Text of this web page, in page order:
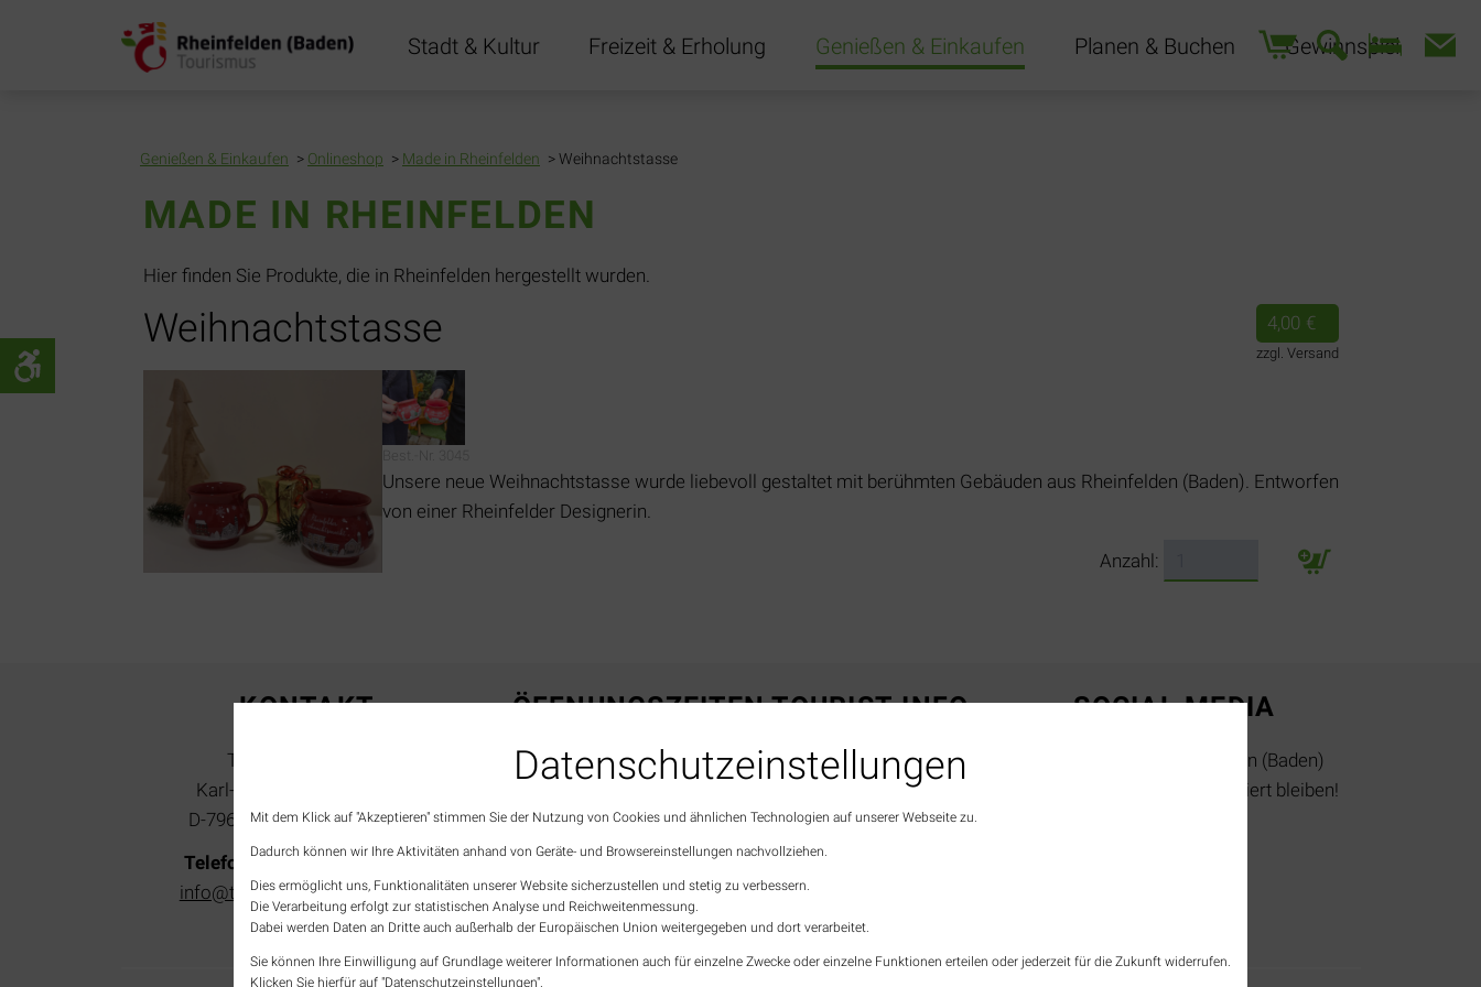
überspringen
Stadt & Kultur Freizeit & Erholung Genießen & Einkaufen Planen & Buchen Gewinnspiel
Navigation
Genießen & Einkaufen Onlineshop Made in Rheinfelden Weihnachtstasse
MADE IN RHEINFELDEN
Hier finden Sie Produkte, die in Rheinfelden hergestellt wurden.
Weihnachtstasse 4,00 €
zzgl. Versand
Unsere neue Weihnachtstasse wurde liebevoll gestaltet mit berühmten Gebäuden aus Rheinfelden (Baden). Entworfen
von einer Rheinfelder Designerin.
Anzahl:
KONTAKT
Tourist-Information
Karl-Fürstenberg-Straße 14
D-79618 Rheinfelden (Baden)
Telefon: +49 7623 966 87 20
info@tourismus-rheinfelden.de
ÖFFNUNGSZEITEN TOURIST-INFO
Montag
10:00 – 16:00
10:00 – 16:00
Mittwoch
10:00 – 13:00
Donnerstag
10:00 – 16:00
Freitag
Samstag (2. & 4. im Monat)
Sonn- & Feiertage
geschlossen
SOCIAL MEDIA
Jetzt Tourismus Rheinfelden (Baden)
folgen und immer top informiert bleiben!
Datenschutz­einstellungen
Mit dem Klick auf "Akzeptieren" stimmen Sie der Nutzung von Cookies und ähnlichen Technologien auf unserer Webseite zu.
Dadurch können wir Ihre Aktivitäten anhand von Geräte- und Browsereinstellungen nachvollziehen.
Dies ermöglicht uns, Funktionalitäten unserer Website sicherzustellen und stetig zu verbessern.
Die Verarbeitung erfolgt zur statistischen Analyse und Reichweitenmessung.
Dabei werden Daten an Dritte auch außerhalb der Europäischen Union weitergegeben und dort verarbeitet.
Sie können Ihre Einwilligung auf Grundlage weiterer Informationen auch für einzelne Zwecke oder einzelne Funktionen erteilen oder jederzeit für die Zukunft widerrufen.
Klicken Sie hierfür auf "Datenschutzeinstellungen".